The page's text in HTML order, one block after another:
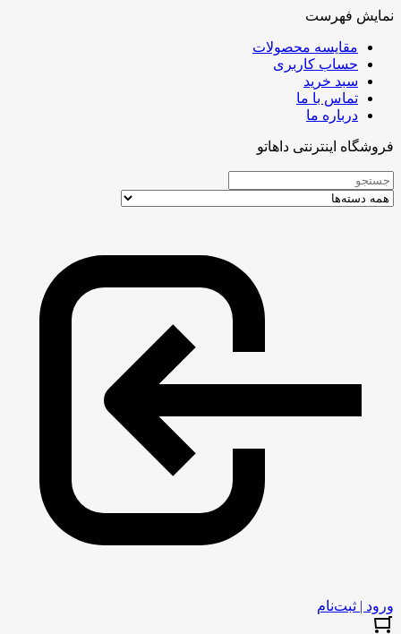
نمایش فهرست
مقایسه محصولات
حساب کاربری
سبد خرید
تماس با ما
درباره ما
فروشگاه اینترنتی داهاتو
ورود | ثبت‌نام